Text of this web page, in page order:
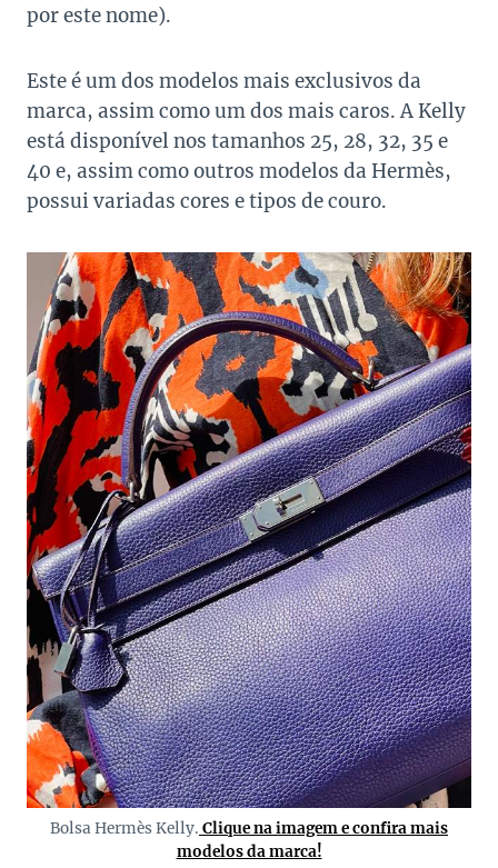
por este nome).
Este é um dos modelos mais exclusivos da
marca, assim como um dos mais caros. A Kelly
está disponível nos tamanhos 25, 28, 32, 35 e
40 e, assim como outros modelos da Hermès,
possui variadas cores e tipos de couro.
Bolsa Hermès Kelly. Clique na imagem e confira mais
modelos da marca!